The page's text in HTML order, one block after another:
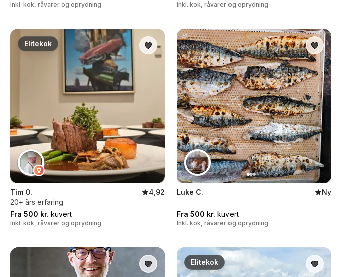
Inkl. kok, råvarer og oprydning Inkl. kok, råvarer og oprydning
Elitekok
Tim O.
4,92
20+ års erfaring
Fra 500 kr. kuvert
Inkl. kok, råvarer og oprydning
Luke C. Ny
Fra 500 kr. kuvert
Inkl. kok, råvarer og oprydning
Elitekok